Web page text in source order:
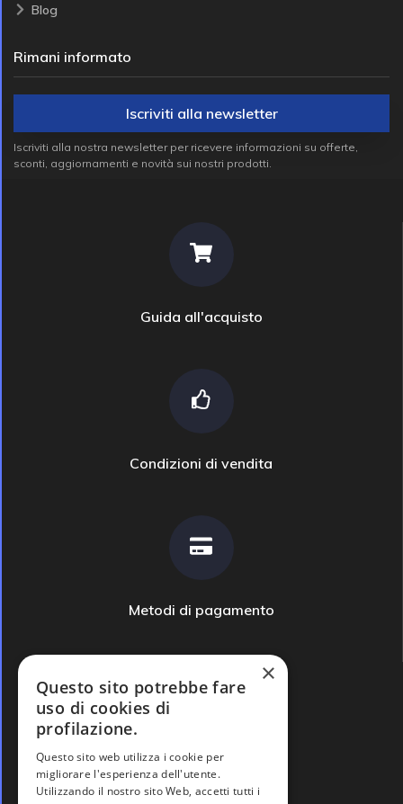
Blog
Rimani informato
Iscriviti alla newsletter
Iscriviti alla nostra newsletter per ricevere informazioni su offerte,
sconti, aggiornamenti e novità sui nostri prodotti.
Guida all'acquisto
Condizioni di vendita
Metodi di pagamento
Domande frequenti
×
Questo sito potrebbe fare
uso di cookies di
profilazione.
Questo sito web utilizza i cookie per
migliorare l'esperienza dell'utente.
Utilizzando il nostro sito Web, accetti tutti i